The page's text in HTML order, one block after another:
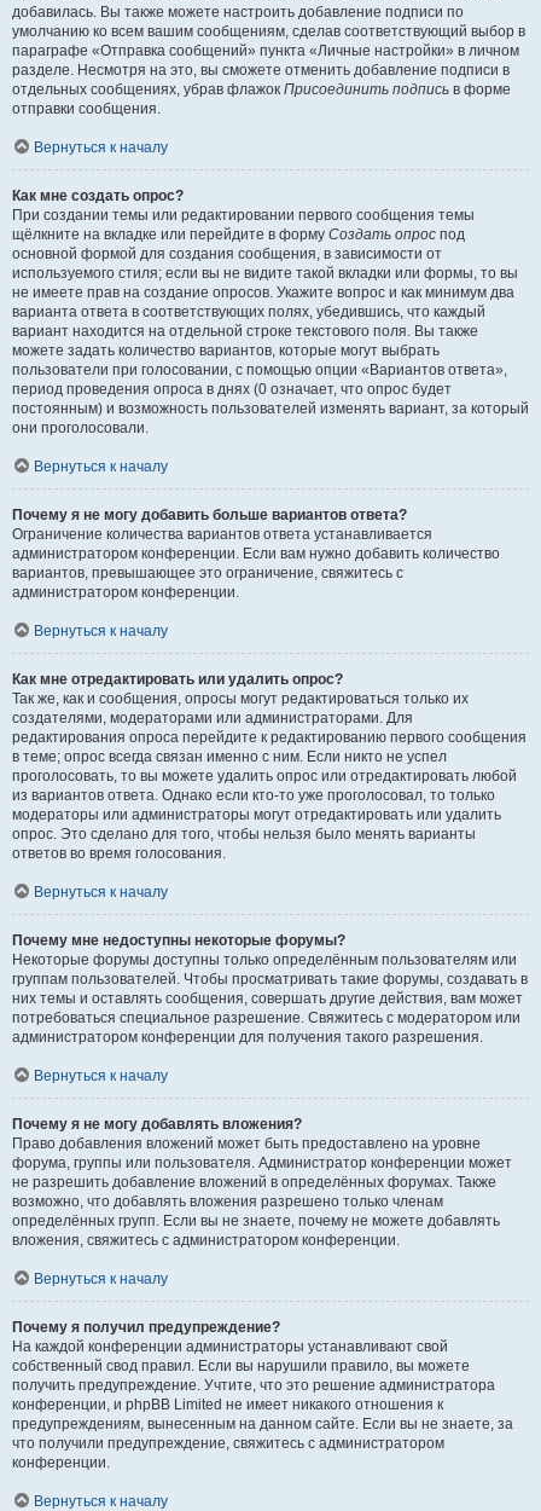
добавилась. Вы также можете настроить добавление подписи по
умолчанию ко всем вашим сообщениям, сделав соответствующий выбор в
параграфе «Отправка сообщений» пункта «Личные настройки» в личном
разделе. Несмотря на это, вы сможете отменить добавление подписи в
отдельных сообщениях, убрав флажок Присоединить подпись в форме
отправки сообщения.
Вернуться к началу
Как мне создать опрос?
При создании темы или редактировании первого сообщения темы
щёлкните на вкладке или перейдите в форму Создать опрос под
основной формой для создания сообщения, в зависимости от
используемого стиля; если вы не видите такой вкладки или формы, то вы
не имеете прав на создание опросов. Укажите вопрос и как минимум два
варианта ответа в соответствующих полях, убедившись, что каждый
вариант находится на отдельной строке текстового поля. Вы также
можете задать количество вариантов, которые могут выбрать
пользователи при голосовании, с помощью опции «Вариантов ответа»,
период проведения опроса в днях (0 означает, что опрос будет
постоянным) и возможность пользователей изменять вариант, за который
они проголосовали.
Вернуться к началу
Почему я не могу добавить больше вариантов ответа?
Ограничение количества вариантов ответа устанавливается
администратором конференции. Если вам нужно добавить количество
вариантов, превышающее это ограничение, свяжитесь с
администратором конференции.
Вернуться к началу
Как мне отредактировать или удалить опрос?
Так же, как и сообщения, опросы могут редактироваться только их
создателями, модераторами или администраторами. Для
редактирования опроса перейдите к редактированию первого сообщения
в теме; опрос всегда связан именно с ним. Если никто не успел
проголосовать, то вы можете удалить опрос или отредактировать любой
из вариантов ответа. Однако если кто-то уже проголосовал, то только
модераторы или администраторы могут отредактировать или удалить
опрос. Это сделано для того, чтобы нельзя было менять варианты
ответов во время голосования.
Вернуться к началу
Почему мне недоступны некоторые форумы?
Некоторые форумы доступны только определённым пользователям или
группам пользователей. Чтобы просматривать такие форумы, создавать в
них темы и оставлять сообщения, совершать другие действия, вам может
потребоваться специальное разрешение. Свяжитесь с модератором или
администратором конференции для получения такого разрешения.
Вернуться к началу
Почему я не могу добавлять вложения?
Право добавления вложений может быть предоставлено на уровне
форума, группы или пользователя. Администратор конференции может
не разрешить добавление вложений в определённых форумах. Также
возможно, что добавлять вложения разрешено только членам
определённых групп. Если вы не знаете, почему не можете добавлять
вложения, свяжитесь с администратором конференции.
Вернуться к началу
Почему я получил предупреждение?
На каждой конференции администраторы устанавливают свой
собственный свод правил. Если вы нарушили правило, вы можете
получить предупреждение. Учтите, что это решение администратора
конференции, и phpBB Limited не имеет никакого отношения к
предупреждениям, вынесенным на данном сайте. Если вы не знаете, за
что получили предупреждение, свяжитесь с администратором
конференции.
Вернуться к началу